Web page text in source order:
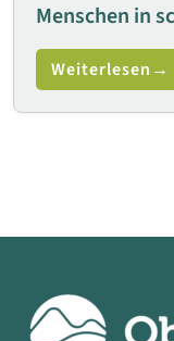
Menschen in
Weiterlesen